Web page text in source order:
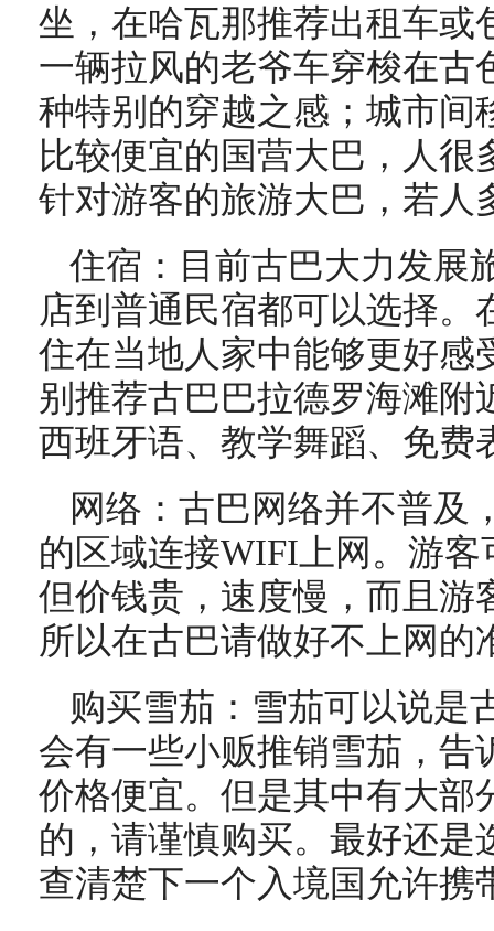
坐，在哈瓦那推荐出租车或
一辆拉风的老爷车穿梭在古
种特别的穿越之感；城市间
比较便宜的国营大巴，人
针对游客的旅游大巴，若人
住宿：目前古巴大力发展
店到普通民宿都可以选择
住在当地人家中能够更好感
别推荐古巴巴拉德罗海滩附
西班牙语、教学舞蹈、免费
网络：古巴网络并不普及
的区域连接WIFI上网。游
但价钱贵，速度慢，而且游
所以在古巴请做好不上网的
购买雪茄：雪茄可以说是
会有一些小贩推销雪茄，告
价格便宜。但是其中有大部
的，请谨慎购买。最好还是
查清楚下一个入境国允许携